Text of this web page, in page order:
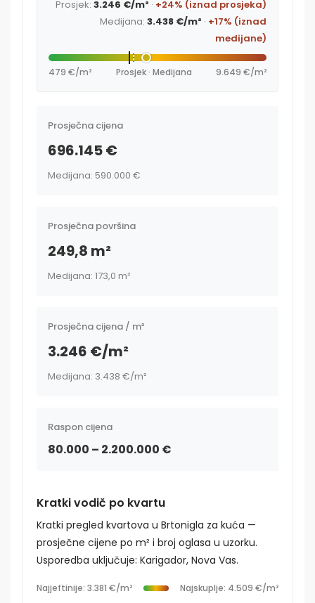
Prosjek: 3.246 €/m² · +24% (iznad prosjeka)
Medijana: 3.438 €/m² · +17% (iznad
medijane)
479 €/m² Prosjek · Medijana 9.649 €/m²
Prosječna cijena
696.145 €
Medijana: 590.000 €
Prosječna površina
249,8 m²
Medijana: 173,0 m²
Prosječna cijena / m²
3.246 €/m²
Medijana: 3.438 €/m²
Raspon cijena
80.000 – 2.200.000 €
Kratki vodič po kvartu
Kratki pregled kvartova u Brtonigla za kuća —
prosječne cijene po m² i broj oglasa u uzorku.
Usporedba uključuje: Karigador, Nova Vas.
Najjeftinije: 3.381 €/m² Najskuplje: 4.509 €/m²